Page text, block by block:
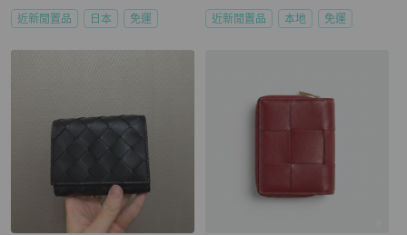
近新閒置品 日本 免運 近新閒置品 本地 免運